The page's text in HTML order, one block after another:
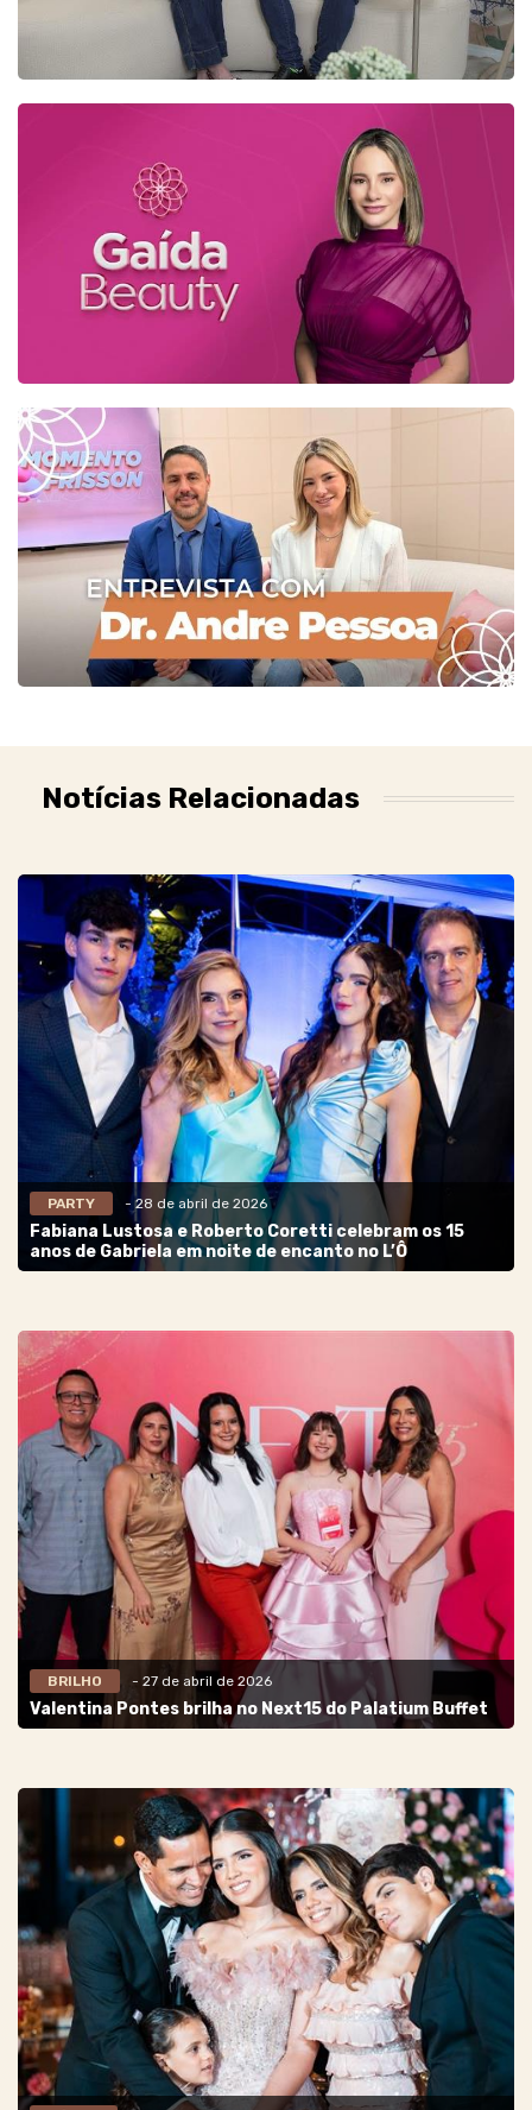
Notícias Relacionadas
PARTY - 28 de abril de 2026
Fabiana Lustosa e Roberto Coretti celebram os 15
anos de Gabriela em noite de encanto no L’Ô
BRILHO - 27 de abril de 2026
Valentina Pontes brilha no Next15 do Palatium Buffet